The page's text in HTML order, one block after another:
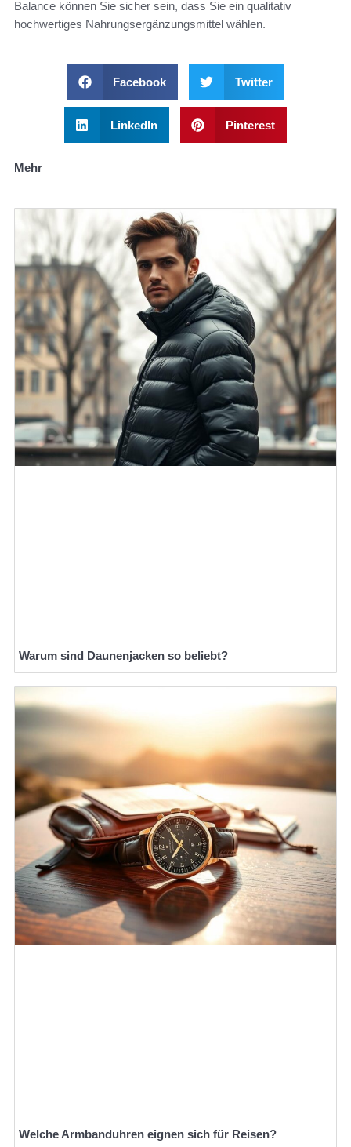
Balance können Sie sicher sein, dass Sie ein qualitativ
hochwertiges Nahrungsergänzungsmittel wählen.
Facebook Twitter
LinkedIn Pinterest
Mehr
Warum sind Daunenjacken so beliebt?
Welche Armbanduhren eignen sich für Reisen?